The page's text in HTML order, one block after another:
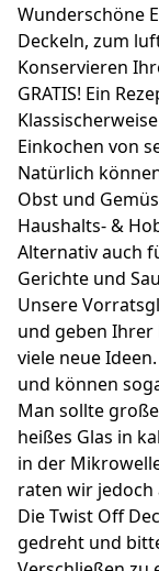
Wunderschöne
Deckeln, zum
Konservieren
GRATIS! Ein
Einkochen von
Natürlich
Obst und
Haushalts- &
Alternativ auch
Gerichte und
Unsere
und geben Ihrer
viele neue
und können
Man sollte
heißes Glas in
in der
raten wir jedoch
Die Twist Off
gedreht und